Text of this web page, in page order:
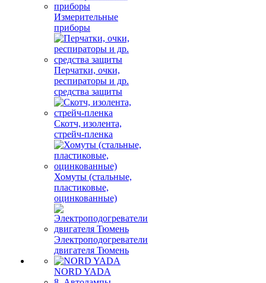
Измерительные
приборы
Перчатки, очки,
респираторы и др.
средства защиты
Скотч, изолента,
стрейч-пленка
Хомуты (стальные,
пластиковые,
оцинкованные)
Электроподогреватели
двигателя Тюмень
NORD YADA